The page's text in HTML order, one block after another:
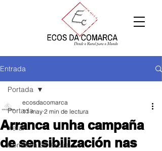
Entrada
Portada
Xeral
Comarca de Arzúa
Portada
Arranca unha campaña
de sensibilización nas
ecosdacomarca
11 may 2 min de lectura